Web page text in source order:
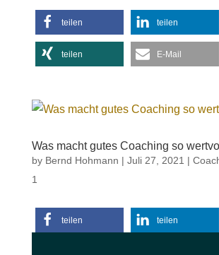
teilen teilen
teilen E-Mail
Was macht gutes Coaching so
by Bernd Hohmann | Juli 27, 2021 |
1
teilen teilen